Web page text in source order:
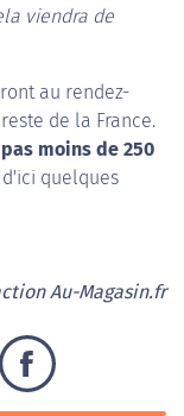
viendra de
au rendez-
de la France.
moins de 250
quelques
Au-Magasin.fr